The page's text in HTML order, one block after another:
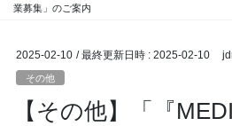
業募集」のご案内
2025-02-10 / 最終更新日時 : 2025-02-10
その他
【その他】「『